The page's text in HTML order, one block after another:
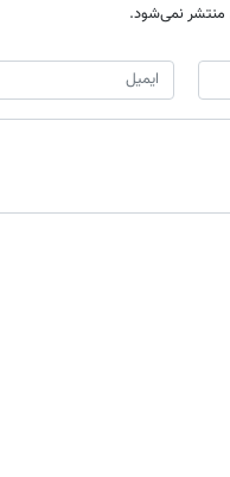
نمی‌شود.